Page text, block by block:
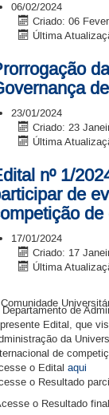
06/02/2024
Criado: 06
Última
23/01/2024
Criado: 23
Última
nº 1/
de
17/01/2024
Criado: 17
Última
Departamento de
Edital, que
da
de
o Edital aqui
o Resultado
o Resultado final